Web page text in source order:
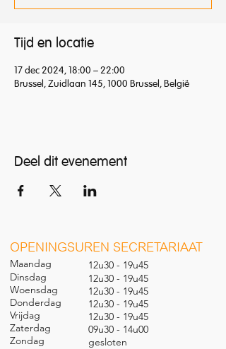
Tijd en locatie
17 dec 2024, 18:00 – 22:00
Brussel, Zuidlaan 145, 1000 Brussel, België
Deel dit evenement
OPENINGSUREN SECRETARIAAT
Maandag
Dinsdag
Woensdag
Donderdag
Vrijdag
Zaterdag
Zondag
12u30 - 19u45
12u30 - 19u45
12u30 - 19u45
12u30 - 19u45
12u30 - 19u45
09u30 - 14u00
gesloten